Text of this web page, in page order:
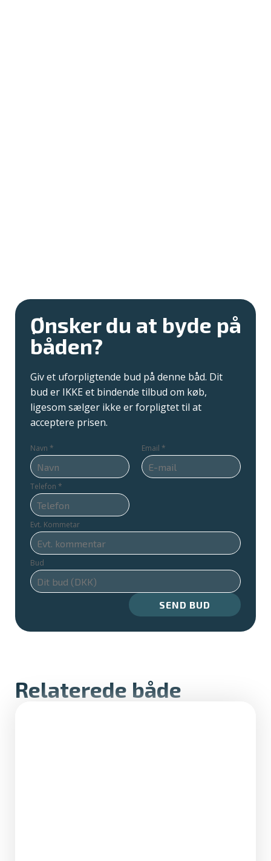
Ønsker du at byde på
båden?
Giv et uforpligtende bud på denne båd. Dit
bud er IKKE et bindende tilbud om køb,
ligesom sælger ikke er forpligtet til at
acceptere prisen.
Navn *
Telefon *
Email *
Evt. Kommetar
Bud
SEND BUD
Relaterede både